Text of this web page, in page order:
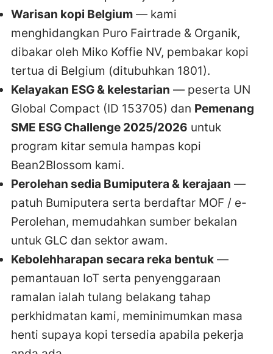
Warisan kopi Belgium — kami
menghidangkan Puro Fairtrade & Organik,
dibakar oleh Miko Koffie NV, pembakar kopi
tertua di Belgium (ditubuhkan 1801).
Kelayakan ESG & kelestarian — peserta UN
Global Compact (ID 153705) dan Pemenang
SME ESG Challenge 2025/2026 untuk
program kitar semula hampas kopi
Bean2Blossom kami.
Perolehan sedia Bumiputera & kerajaan —
patuh Bumiputera serta berdaftar MOF / e-
Perolehan, memudahkan sumber bekalan
untuk GLC dan sektor awam.
Kebolehharapan secara reka bentuk —
pemantauan IoT serta penyenggaraan
ramalan ialah tulang belakang tahap
perkhidmatan kami, meminimumkan masa
henti supaya kopi tersedia apabila pekerja